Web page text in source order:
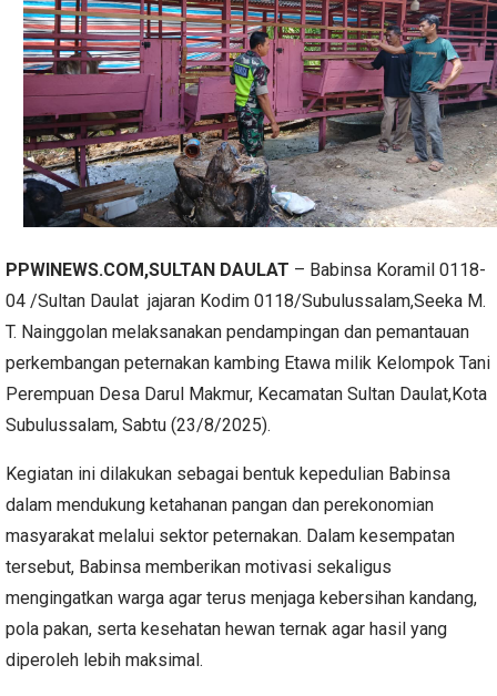
PPWINEWS.COM,SULTAN DAULAT – Babinsa Koramil 0118-
04 /Sultan Daulat jajaran Kodim 0118/Subulussalam,Seeka M.
T. Nainggolan melaksanakan pendampingan dan pemantauan
perkembangan peternakan kambing Etawa milik Kelompok Tani
Perempuan Desa Darul Makmur, Kecamatan Sultan Daulat,Kota
Subulussalam, Sabtu (23/8/2025).
Kegiatan ini dilakukan sebagai bentuk kepedulian Babinsa
dalam mendukung ketahanan pangan dan perekonomian
masyarakat melalui sektor peternakan. Dalam kesempatan
tersebut, Babinsa memberikan motivasi sekaligus
mengingatkan warga agar terus menjaga kebersihan kandang,
pola pakan, serta kesehatan hewan ternak agar hasil yang
diperoleh lebih maksimal.